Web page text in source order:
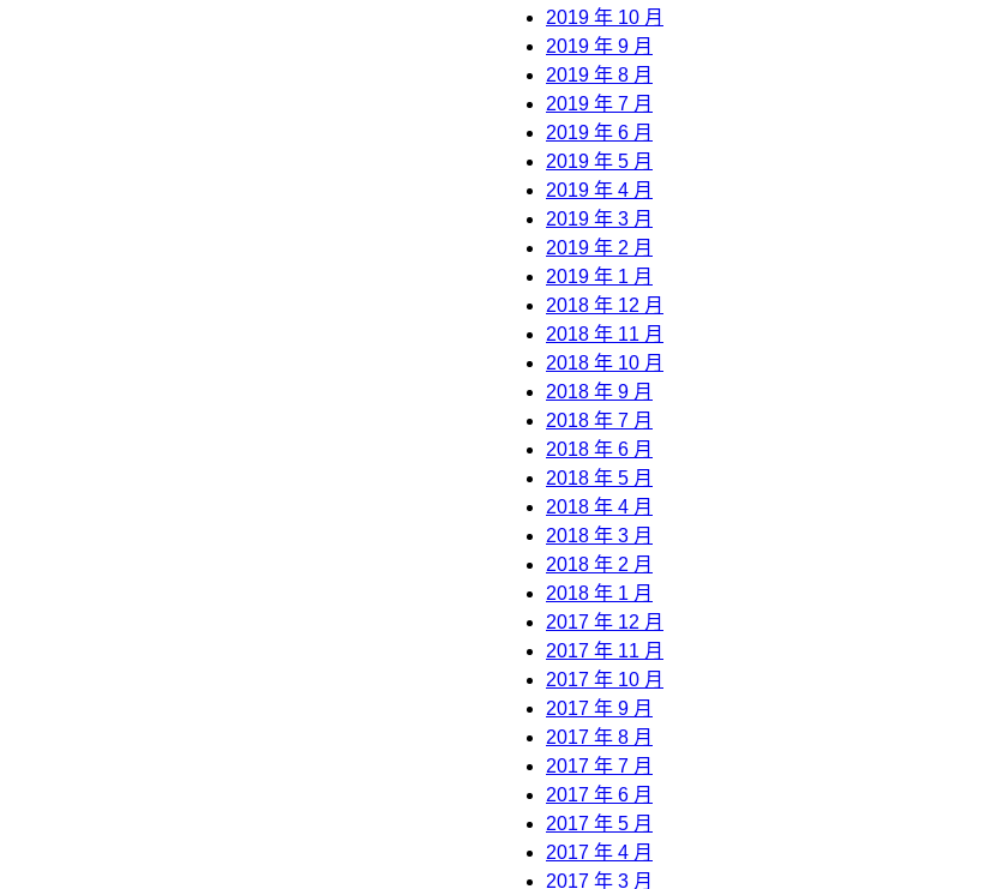
2019 年 10 月
2019 年 9 月
2019 年 8 月
2019 年 7 月
2019 年 6 月
2019 年 5 月
2019 年 4 月
2019 年 3 月
2019 年 2 月
2019 年 1 月
2018 年 12 月
2018 年 11 月
2018 年 10 月
2018 年 9 月
2018 年 7 月
2018 年 6 月
2018 年 5 月
2018 年 4 月
2018 年 3 月
2018 年 2 月
2018 年 1 月
2017 年 12 月
2017 年 11 月
2017 年 10 月
2017 年 9 月
2017 年 8 月
2017 年 7 月
2017 年 6 月
2017 年 5 月
2017 年 4 月
2017 年 3 月